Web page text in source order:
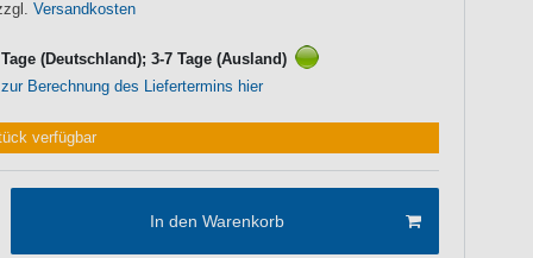
Versandkosten
(Deutschland); 3-7 Tage (Ausland)
Berechnung des Liefertermins hier
verfügbar
In den Warenkorb